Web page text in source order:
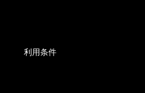
利用条件